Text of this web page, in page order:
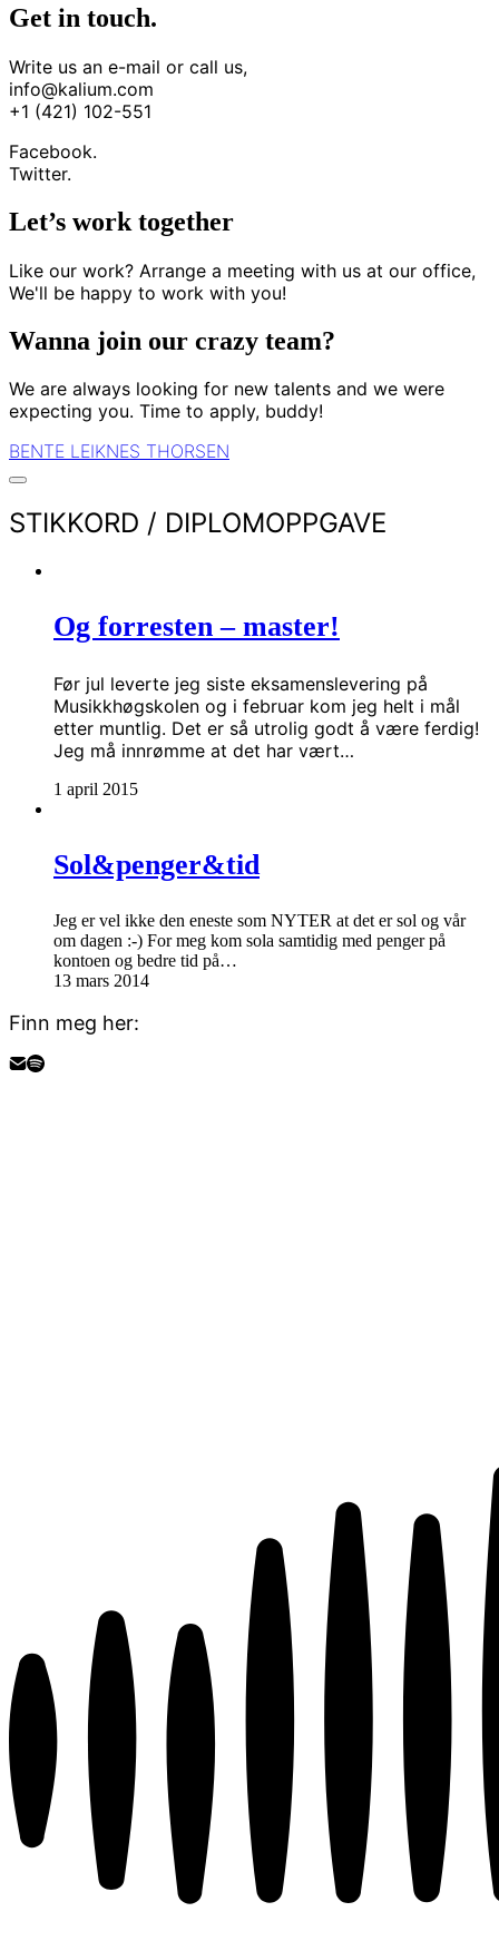
Get in touch.
Write us an e-mail or call us,
info@kalium.com
+1 (421) 102-551
Facebook.
Twitter.
Let’s work together
Like our work? Arrange a meeting with us at our office,
We'll be happy to work with you!
Wanna join our crazy team?
We are always looking for new talents and we were
expecting you. Time to apply, buddy!
BENTE LEIKNES THORSEN
STIKKORD / DIPLOMOPPGAVE
Og forresten – master!
Før jul leverte jeg siste eksamenslevering på
Musikkhøgskolen og i februar kom jeg helt i mål
etter muntlig. Det er så utrolig godt å være ferdig!
Jeg må innrømme at det har vært…
1 april 2015
Sol&penger&tid
Jeg er vel ikke den eneste som NYTER at det er sol og vår
om dagen :-) For meg kom sola samtidig med penger på
kontoen og bedre tid på…
13 mars 2014
Finn meg her: